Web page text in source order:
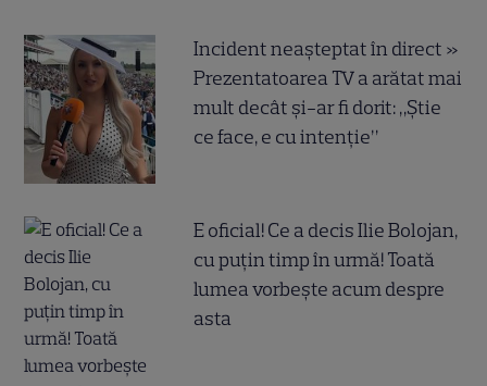
Incident neașteptat în direct »
Prezentatoarea TV a arătat mai
mult decât și-ar fi dorit: „Știe
ce face, e cu intenție”
E oficial! Ce a decis Ilie Bolojan,
cu puțin timp în urmă! Toată
lumea vorbește acum despre
asta